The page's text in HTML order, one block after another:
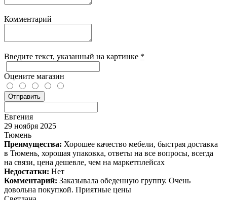
Комментарий
Введите текcт, указанный на картинке *
Оцените магазин
Отправить
Евгения
29 ноября 2025
Тюмень
Преимущества: Хорошее качество мебели, быстрая доставка
в Тюмень, хорошая упаковка, ответы на все вопросы, всегда
на связи, цена дешевле, чем на маркетплейсах
Недостатки: Нет
Комментарий: Заказывала обеденную группу. Очень
довольна покупкой. Приятные цены